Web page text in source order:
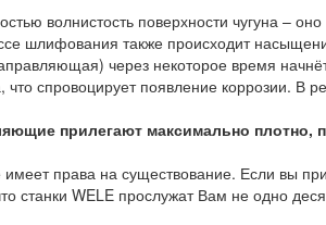
волнистость поверхности чугуна –
шлифования также происходит
через некоторое время
спровоцирует появление коррозии. В
прилегают максимально плотно,
права на существование. Если вы
станки WELE прослужат Вам не одно